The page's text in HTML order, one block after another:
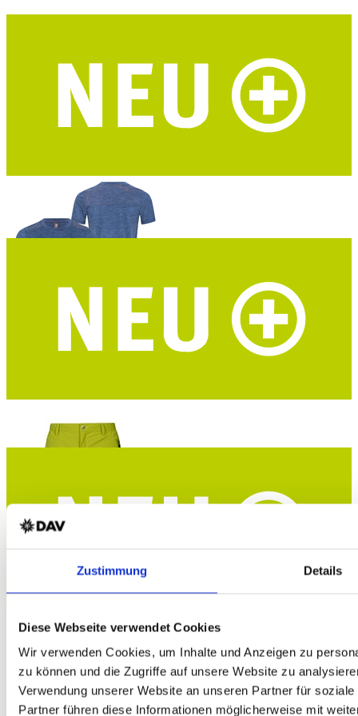
Zustimmung Details
Diese Webseite verwendet Cookies
Wir verwenden Cookies, um Inhalte und Anzeigen zu
zu können und die Zugriffe auf unsere Website zu
Verwendung unserer Website an unseren Partner für
Partner führen diese Informationen möglicherweise mit
DAV Hochthron Damen Funktionsshirt
Merino-Tencel® – marine – DAV Design
HALTI Pallas Cool Stretch Herren Trekkingshorts
Dry Quick cool Material - UPF 90+ - grün - DAV-Edition